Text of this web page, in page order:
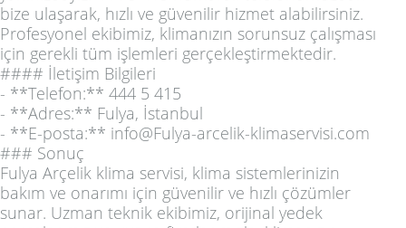
bize ulaşarak, hızlı ve güvenilir hizmet alabilirsiniz.
Profesyonel ekibimiz, klimanızın sorunsuz çalışması
için gerekli tüm işlemleri gerçekleştirmektedir.
#### İletişim Bilgileri
- **Telefon:** 444 5 415
- **Adres:** Fulya, İstanbul
- **E-posta:** info@Fulya-arcelik-klimaservisi.com
### Sonuç
Fulya Arçelik klima servisi, klima sistemlerinizin
bakım ve onarımı için güvenilir ve hızlı çözümler
sunar. Uzman teknik ekibimiz, orijinal yedek